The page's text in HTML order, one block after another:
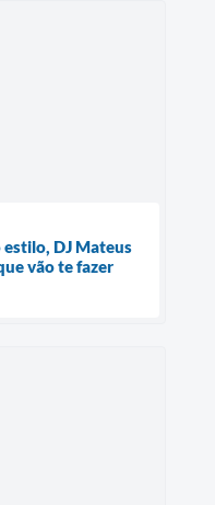
DJ Mateus
vão te fazer